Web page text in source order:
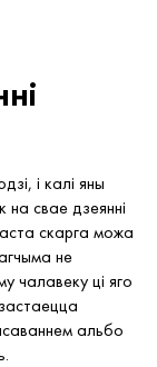
і калі яны
на свае дзеянні
скарга можа
не
чалавеку ці яго
альбо